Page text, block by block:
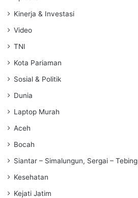
Kinerja & Investasi
Video
TNI
Kota Pariaman
Sosial & Politik
Dunia
Laptop Murah
Aceh
Bocah
Siantar – Simalungun, Sergai – Tebing
Kesehatan
Kejati Jatim